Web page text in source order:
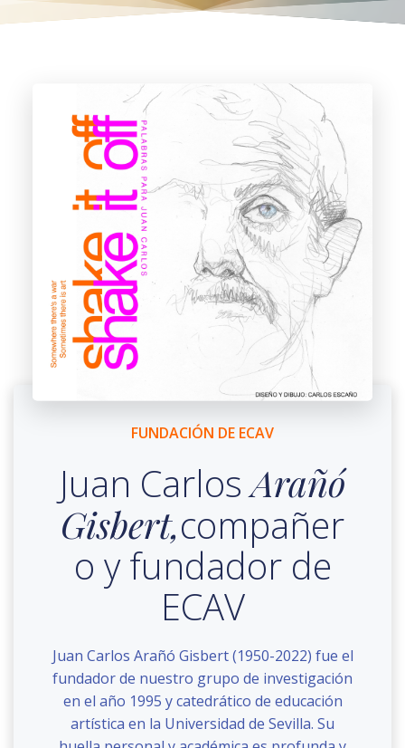
FUNDACIÓN DE ECAV
Juan CarlosArañó
Gisbert,compañer
o y fundador de
ECAV
Juan Carlos Arañó Gisbert (1950-2022) fue el
fundador de nuestro grupo de investigación
en el año 1995 y catedrático de educación
artística en la Universidad de Sevilla. Su